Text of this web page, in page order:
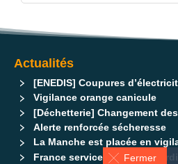
Fermer
Actualités
[ENEDIS] Coupures
Vigilance orange canicule
[Déchetterie] Changement
Alerte renforcée sécheresse
La Manche est placée en
France services fermé le